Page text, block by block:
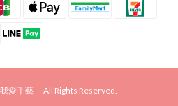
愛手藝 All Rights Reserved.